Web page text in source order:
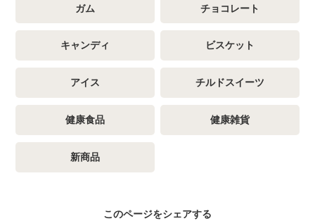
ガム チョコレート
キャンディ ビスケット
アイス チルドスイーツ
健康食品 健康雑貨
新商品
このページをシェアする